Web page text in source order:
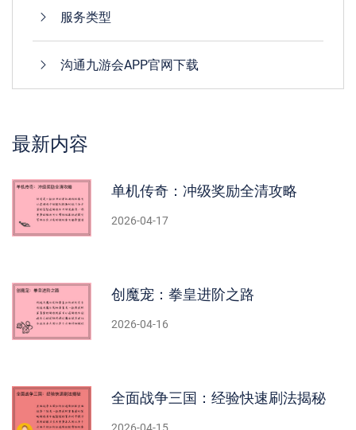
服务类型
沟通九游会APP官网下载
最新内容
单机传奇：冲级奖励全清攻略
2026-04-17
创魔宠：拳皇进阶之路
2026-04-16
全面战争三国：经验快速刷法揭秘
2026-04-15